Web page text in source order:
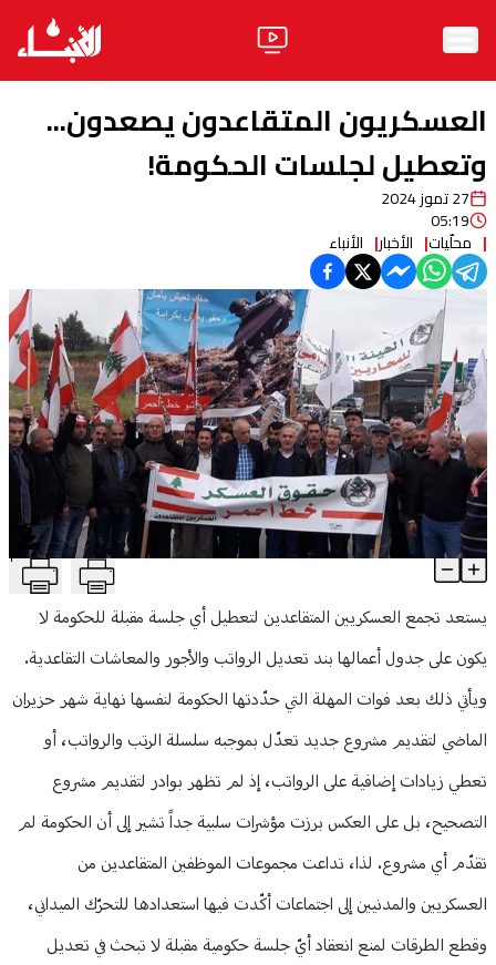
الأخبار
ثقافة ومجتمع
منوعات
آراء
فيديو
مواقف
وليد جنبلاطالحزب
ابحث
العسكريون المتقاعدون يصعدون...
وتعطيل لجلسات الحكومة!
27 تموز 2024
05:19
محلّيات الأخبار الأنباء
العسكريون المتقاعدون يصعدون... وتعطيل لجلسات الحكومة! T
Article Content
يستعد تجمع العسكريين المتقاعدين لتعطيل أي جلسة مقبلة للحكومة لا
يكون على جدول أعمالها بند تعديل الرواتب والأجور والمعاشات التقاعدية.
ويأتي ذلك بعد فوات المهلة التي حدّدتها الحكومة لنفسها نهاية شهر حزيران
الماضي لتقديم مشروع جديد تعدّل بموجبه سلسلة الرتب والرواتب، أو
تعطي زيادات إضافية على الرواتب، إذ لم تظهر بوادر لتقديم مشروع
التصحيح، بل على العكس برزت مؤشرات سلبية جداً تشير إلى أن الحكومة لم
تقدّم أي مشروع. لذا، تداعت مجموعات الموظفين المتقاعدين من
العسكريين والمدنيين إلى اجتماعات أكّدت فيها استعدادها للتحرّك الميداني،
وقطع الطرقات لمنع انعقاد أيّ جلسة حكومية مقبلة لا تبحث في تعديل